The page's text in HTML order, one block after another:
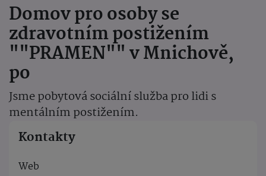
Domov pro osoby se
zdravotním postižením
""PRAMEN"" v Mnichově,
po
Jsme pobytová sociální služba pro lidi s
mentálním postižením.
Kontakty
Web